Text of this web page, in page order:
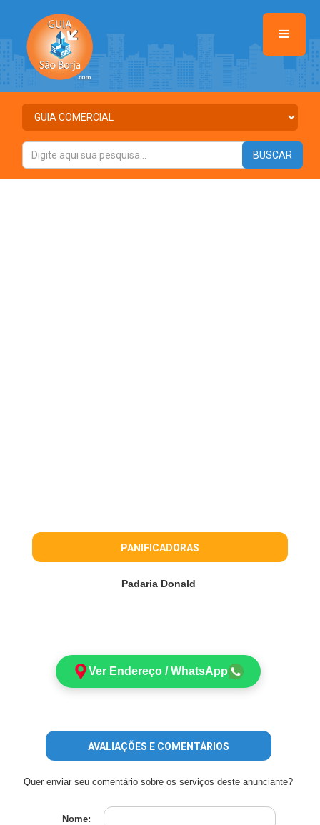
PANIFICADORAS
Padaria Donald
Ver Endereço / WhatsApp
AVALIAÇÕES E COMENTÁRIOS
Quer enviar seu comentário sobre os serviços deste anunciante?
Nome: